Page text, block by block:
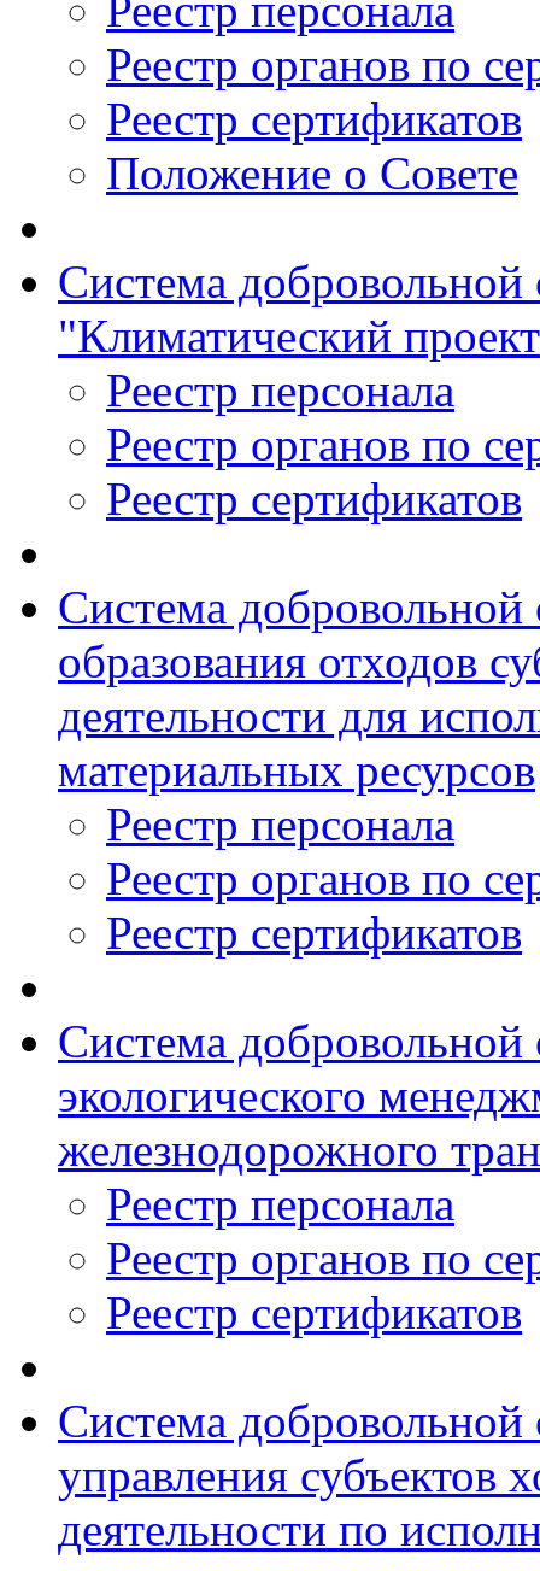
Реестр органов по
Реестр сертификатов
Положение о Совете
Система добровольной
"Климатический
Реестр персонала
Реестр органов по
Реестр сертификатов
Система добровольной
образования отходов
деятельности для
материальных ресурсов
Реестр персонала
Реестр органов по
Реестр сертификатов
Система добровольной
экологического
железнодорожного
Реестр персонала
Реестр органов по
Реестр сертификатов
Система добровольной
управления субъектов
деятельности по